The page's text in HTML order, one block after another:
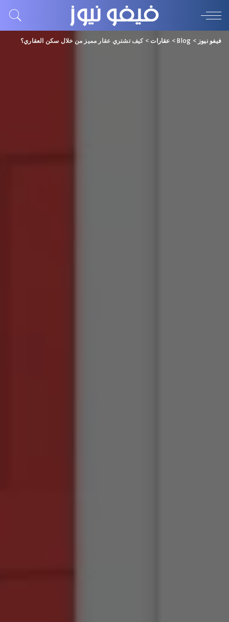
فيفو نيوز >
Blog
> عقارات>كيف تشتري عقار مميز من خلال سكن العقاري؟